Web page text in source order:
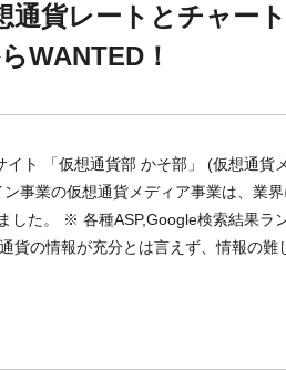
通貨レートとチャー
WANTED！
ト 「仮想通貨部 かそ部」 (仮想通貨
事業の仮想通貨メディア事業は、業
した。 ※ 各種ASP,Google検索結果ラ
貨の情報が充分とは言えず、情報の難